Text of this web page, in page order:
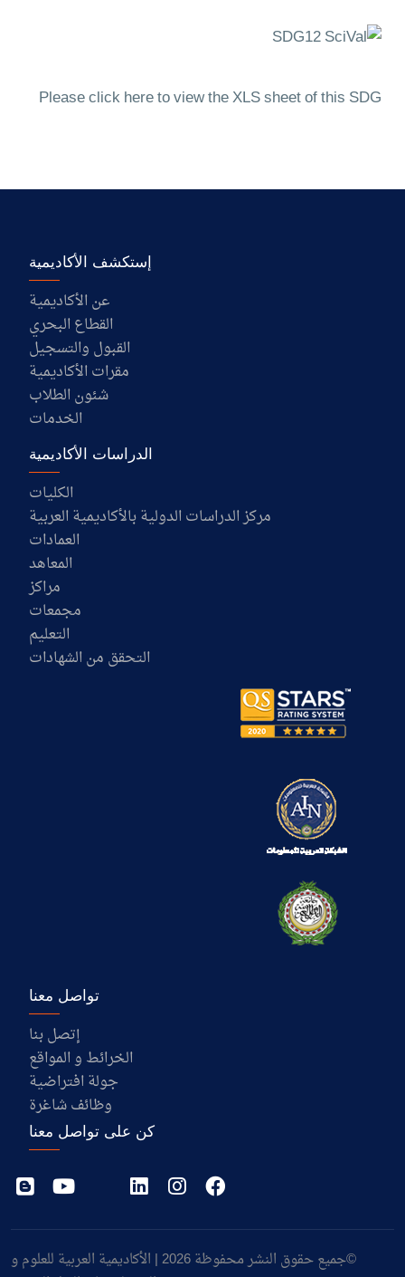
Please click here to view the XLS sheet of this SDG
إستكشف الأكاديمية
عن الأكاديمية
القطاع البحري
القبول والتسجيل
مقرات الأكاديمية
شئون الطلاب
الخدمات
الدراسات الأكاديمية
الكليات
مركز الدراسات الدولية بالأكاديمية العربية
العمادات
المعاهد
مراكز
مجمعات
التعليم
التحقق من الشهادات
تواصل معنا
إتصل بنا
الخرائط و المواقع
جولة افتراضية
وظائف شاغرة
كن على تواصل معنا
©جميع حقوق النشر محفوظة 2026 | الأكاديمية العربية للعلوم و